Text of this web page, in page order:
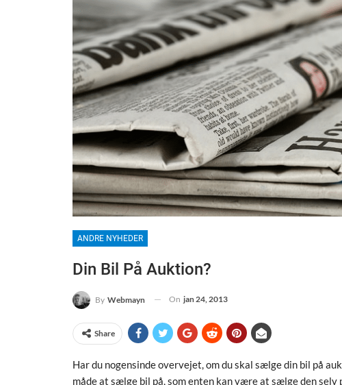
ANDRE NYHEDER
Din Bil På Auktion?
By Webmayn On jan 24, 2013
Share
Har du nogensinde overvejet, om du skal sælge din bil på
måde at sælge bil på, som enten kan være at sælge den